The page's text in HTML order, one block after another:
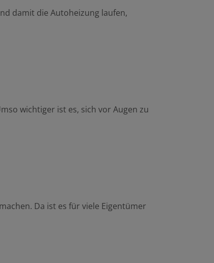
damit die Autoheizung laufen,
wichtiger ist es, sich vor Augen zu
Da ist es für viele Eigentümer